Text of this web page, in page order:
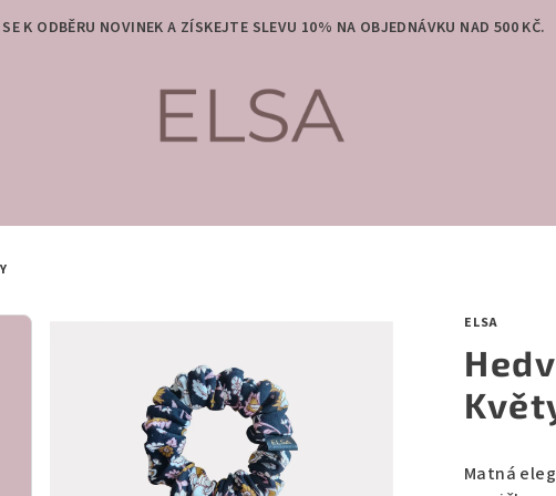
K ODBĚRU NOVINEK A ZÍSKEJTE SLEVU 10% NA OBJEDNÁVKU NAD 500 KČ.
ELSA
Matná